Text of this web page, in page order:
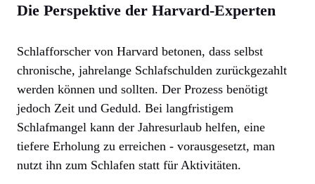
Die Perspektive der Harvard-Experten
Schlafforscher von Harvard betonen, dass selbst
chronische, jahrelange Schlafschulden zurückgezahlt
werden können und sollten. Der Prozess benötigt
jedoch Zeit und Geduld. Bei langfristigem
Schlafmangel kann der Jahresurlaub helfen, eine
tiefere Erholung zu erreichen - vorausgesetzt, man
nutzt ihn zum Schlafen statt für Aktivitäten.